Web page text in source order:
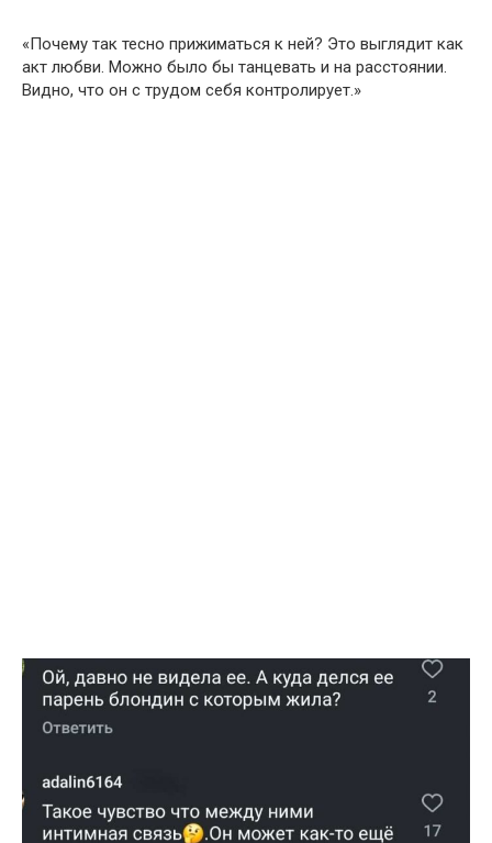
«Почему так тесно прижиматься к ней? Это выглядит как
акт любви. Можно было бы танцевать и на расстоянии.
Видно, что он с трудом себя контролирует.»